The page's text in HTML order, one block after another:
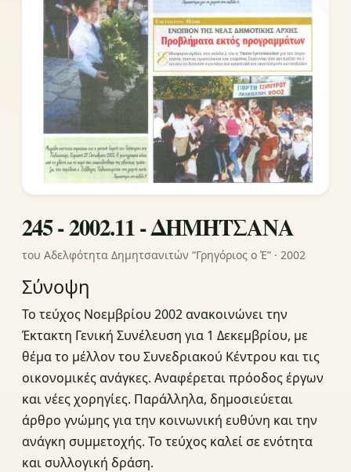
245 - 2002.11 - ΔΗΜΗΤΣΑΝΑ
του Αδελφότητα Δημητσανιτών “Γρηγόριος ο Έ” · 2002
Σύνοψη
Το τεύχος Νοεμβρίου 2002 ανακοινώνει την
Έκτακτη Γενική Συνέλευση για 1 Δεκεμβρίου, με
θέμα το μέλλον του Συνεδριακού Κέντρου και τις
οικονομικές ανάγκες. Αναφέρεται πρόοδος έργων
και νέες χορηγίες. Παράλληλα, δημοσιεύεται
άρθρο γνώμης για την κοινωνική ευθύνη και την
ανάγκη συμμετοχής. Το τεύχος καλεί σε ενότητα
και συλλογική δράση.